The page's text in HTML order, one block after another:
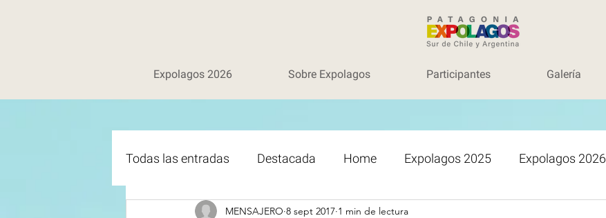
Expolagos 2026 Sobre Expolagos Participantes Galería
Todas las entradas Destacada Home Expolagos 2025 Expolagos 2026
MENSAJERO 8 sept 2017 1 min de lectura